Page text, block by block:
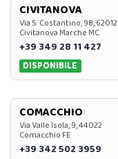
CIVITANOVA
Via S. Costantino, 98, 62012
Civitanova Marche MC
+39 349 28 11 427
DISPONIBILE
COMACCHIO
Via Valle Isola, 9, 44022
Comacchio FE
+39 342 502 3959